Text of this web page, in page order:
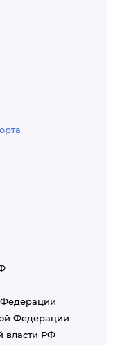
Федерации
Федерации
власти РФ